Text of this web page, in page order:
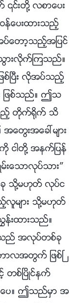
တို႔ လစာေပး
န္ေပးထားသည့္
ေတာ့သည့္အျပင္
ားလိုက္ၾကသည္။
ၿပီး လိုအပ္သည့္
ျဖစ္သည္။ ဤသ
ည့္ တိုက္႐ိုက္ သိ
ေတြးအေခၚမ်ား
ါတို႔ အနက္ျပန္
းေသာလုပ္သား”
သို႔မဟုတ္ လုပ္င
မ်ား သို႔မဟုတ္
န္းထားသည္။
ည္ အလုပ္တစ္ခု
အတြက္ ျဖစ္ၿ
တစ္ၿပိဳင္နက္
ပ။ ဤသည္မွာ အ